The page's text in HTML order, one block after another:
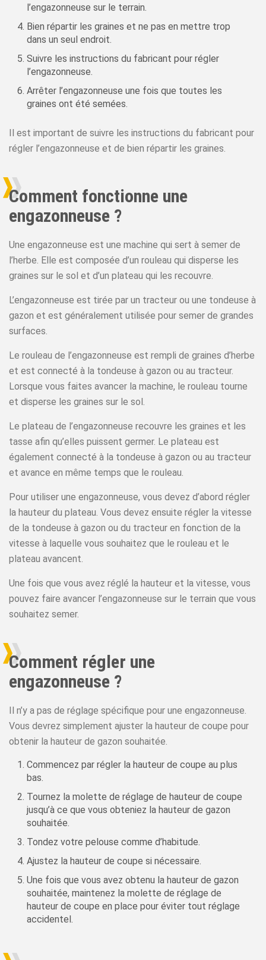
l’engazonneuse sur le terrain.
Bien répartir les graines et ne pas en mettre trop
dans un seul endroit.
Suivre les instructions du fabricant pour régler
l’engazonneuse.
Arrêter l’engazonneuse une fois que toutes les
graines ont été semées.
Il est important de suivre les instructions du fabricant pour
régler l’engazonneuse et de bien répartir les graines.
Comment fonctionne une
engazonneuse ?
Une engazonneuse est une machine qui sert à semer de
l’herbe. Elle est composée d’un rouleau qui disperse les
graines sur le sol et d’un plateau qui les recouvre.
L’engazonneuse est tirée par un tracteur ou une tondeuse à
gazon et est généralement utilisée pour semer de grandes
surfaces.
Le rouleau de l’engazonneuse est rempli de graines d’herbe
et est connecté à la tondeuse à gazon ou au tracteur.
Lorsque vous faites avancer la machine, le rouleau tourne
et disperse les graines sur le sol.
Le plateau de l’engazonneuse recouvre les graines et les
tasse afin qu’elles puissent germer. Le plateau est
également connecté à la tondeuse à gazon ou au tracteur
et avance en même temps que le rouleau.
Pour utiliser une engazonneuse, vous devez d’abord régler
la hauteur du plateau. Vous devez ensuite régler la vitesse
de la tondeuse à gazon ou du tracteur en fonction de la
vitesse à laquelle vous souhaitez que le rouleau et le
plateau avancent.
Une fois que vous avez réglé la hauteur et la vitesse, vous
pouvez faire avancer l’engazonneuse sur le terrain que vous
souhaitez semer.
Comment régler une
engazonneuse ?
Il n’y a pas de réglage spécifique pour une engazonneuse.
Vous devrez simplement ajuster la hauteur de coupe pour
obtenir la hauteur de gazon souhaitée.
Commencez par régler la hauteur de coupe au plus
bas.
Tournez la molette de réglage de hauteur de coupe
jusqu’à ce que vous obteniez la hauteur de gazon
souhaitée.
Tondez votre pelouse comme d’habitude.
Ajustez la hauteur de coupe si nécessaire.
Une fois que vous avez obtenu la hauteur de gazon
souhaitée, maintenez la molette de réglage de
hauteur de coupe en place pour éviter tout réglage
accidentel.